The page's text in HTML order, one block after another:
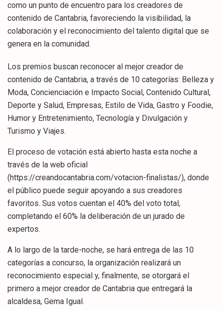
como un punto de encuentro para los creadores de
contenido de Cantabria, favoreciendo la visibilidad, la
colaboración y el reconocimiento del talento digital que se
genera en la comunidad.
Los premios buscan reconocer al mejor creador de
contenido de Cantabria, a través de 10 categorías: Belleza y
Moda, Concienciación e Impacto Social, Contenido Cultural,
Deporte y Salud, Empresas, Estilo de Vida, Gastro y Foodie,
Humor y Entretenimiento, Tecnología y Divulgación y
Turismo y Viajes.
El proceso de votación está abierto hasta esta noche a
través de la web oficial
(https://creandocantabria.com/votacion-finalistas/), donde
el público puede seguir apoyando a sus creadores
favoritos. Sus votos cuentan el 40% del voto total,
completando el 60% la deliberación de un jurado de
expertos.
A lo largo de la tarde-noche, se hará entrega de las 10
categorías a concurso, la organización realizará un
reconocimiento especial y, finalmente, se otorgará el
primero a mejor creador de Cantabria que entregará la
alcaldesa, Gema Igual.